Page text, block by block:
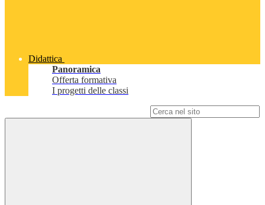
Didattica
Panoramica
Offerta formativa
I progetti delle classi